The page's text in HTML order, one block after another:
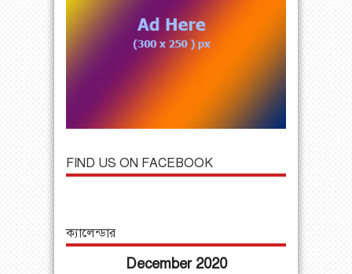
FIND US ON FACEBOOK
ক্যালেন্ডার
December 2020